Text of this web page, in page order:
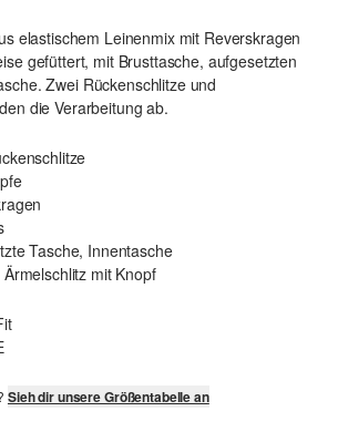
elastischem Leinenmix mit Reverskragen
gefüttert, mit Brusttasche, aufgesetzten
Zwei Rückenschlitze und
die Verarbeitung ab.
Tasche, Innentasche
mit Knopf
Sieh dir unsere Größentabelle an